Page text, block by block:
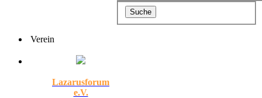
Verein
Lazarusforum
e.V.